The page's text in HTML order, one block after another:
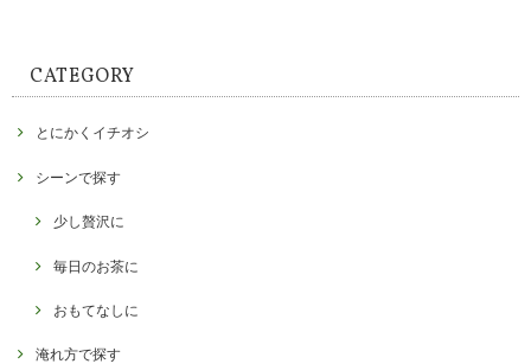
CATEGORY
とにかくイチオシ
シーンで探す
少し贅沢に
毎日のお茶に
おもてなしに
淹れ方で探す